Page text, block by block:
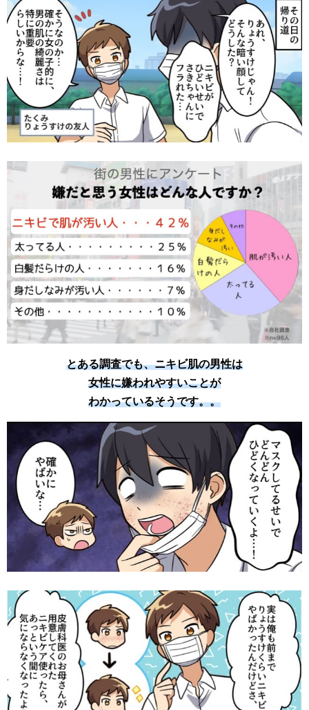
とある調査でも、ニキビ肌の男性は
女性に嫌われやすいことが
わかっているそうです。。